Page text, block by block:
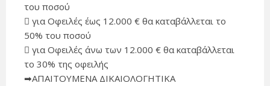
του ποσού
 για Οφειλές έως 12.000 € θα καταβάλλεται το
50% του ποσού
 για Οφειλές άνω των 12.000 € θα καταβάλλεται
το 30% της οφειλής
➡ΑΠΑΙΤΟΥΜΕΝΑ ΔΙΚΑΙΟΛΟΓΗΤΙΚΑ